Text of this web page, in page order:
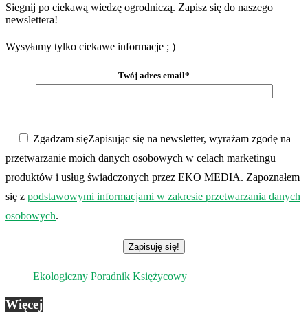
Siegnij po ciekawą wiedzę ogrodniczą. Zapisz się do naszego
newslettera!
Wysyłamy tylko ciekawe informacje ; )
Twój adres email*
Zgadzam sięZapisując się na newsletter, wyrażam zgodę na
przetwarzanie moich danych osobowych w celach marketingu
produktów i usług świadczonych przez EKO MEDIA. Zapoznałem
się z podstawowymi informacjami w zakresie przetwarzania danych
osobowych.
Ekologiczny Poradnik Księżycowy
Więcej